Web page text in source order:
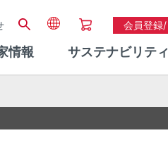
会員登録
情報 サステナビリティ